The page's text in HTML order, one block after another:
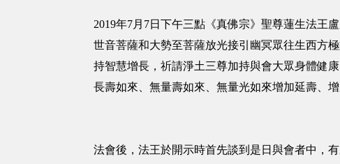
2019年7月7日下午三點《真佛宗》聖尊蓮生法王
世音菩薩和大勢至菩薩放光接引幽冥眾往生西方
持智慧增長，祈請淨土三尊加持與會大眾身體健
長壽如來、無量壽如來、無量光如來增加延壽、增
法會後，法王於開示時首先談到是日與會者中，